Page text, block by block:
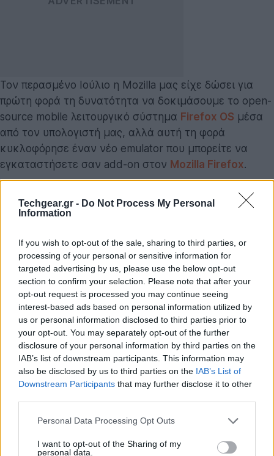
Techgear.gr - Do Not Process My Personal
Information
If you wish to opt-out of the sale, sharing to third parties, or
processing of your personal or sensitive information for
targeted advertising by us, please use the below opt-out
section to confirm your selection. Please note that after your
opt-out request is processed you may continue seeing
interest-based ads based on personal information utilized by
us or personal information disclosed to third parties prior to
your opt-out. You may separately opt-out of the further
disclosure of your personal information by third parties on the
IAB’s list of downstream participants. This information may
also be disclosed by us to third parties on the IAB’s List of
Downstream Participants that may further disclose it to other
Please note that this website/app uses one or more Google
not limited to your visit or usage behaviour. You may click to
Personal Data Processing Opt Outs
I want to opt-out of the Sharing of my
personal data.
Τον περασμένο Ιούλιο η Mozilla μας είχε δώσει για
πρώτη φορά τη δυνατότητα να δοκιμάσουμε το open-
source mobile λειτουργικό σύστημα Firefox OS μέσα
από τον υπολογιστή μας, αλλά αυτή τη φορά
κυκλοφόρησε έναν νέο emulator που μπορείτε να
εγκαταστήσετε σαν add-on στον Mozilla Firefox.